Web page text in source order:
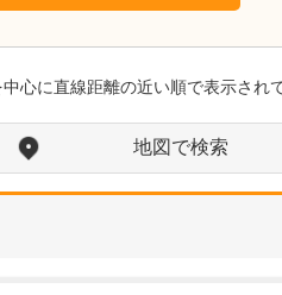
中心に直線距離の近い順で表示され
地図で検索
先生が日々の診療で心がけ
当院では、歯科の領域に
に対応していますが、ど